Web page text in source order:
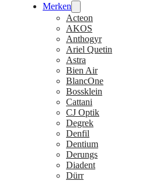
Merken
Acteon
AKOS
Anthogyr
Ariel Quetin
Astra
Bien Air
BlancOne
Bossklein
Cattani
CJ Optik
Degrek
Denfil
Dentium
Derungs
Diadent
Dürr